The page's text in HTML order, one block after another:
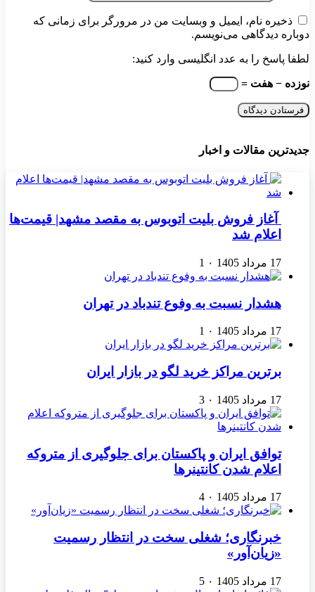
ذخیره نام، ایمیل و وبسایت من در مرورگر برای زمانی که
دوباره دیدگاهی می‌نویسم.
لطفا پاسخ را به عدد انگلیسی وارد کنید:
نوزده − هفت =
جدیدترین مقالات و اخبار
آغاز فروش بلیت اتوبوس به مقصد مشهد| قیمت‌ها
اعلام شد
17 مرداد 1405 ۰ 1
هشدار نسبت به وفوع تندباد در تهران
17 مرداد 1405 ۰ 1
برترین مراکز خرید لگو در بازار ایران
17 مرداد 1405 ۰ 3
توافق ایران و پاکستان برای جلوگیری از متروکه
اعلام شدن کانتینرها
17 مرداد 1405 ۰ 4
خبرنگاری؛ شغلی سخت در انتظار رسمیت
«زیان‌آور»
17 مرداد 1405 ۰ 5